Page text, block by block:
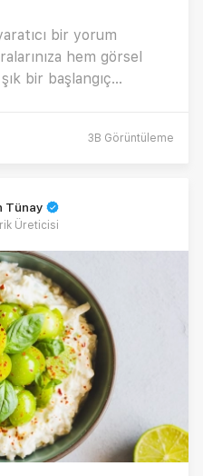
bir yorum
hem görsel
bir başlangıç
cevizle
günlük
farklı bir dokunuş
nasıl yapılır? İşte tüm
3B Görüntüleme
Tünay
Üreticisi